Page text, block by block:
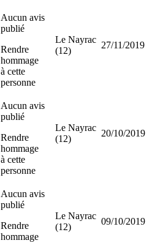
Aucun avis
publié
Rendre
hommage
à cette
personne
Le Nayrac
(12)
27/11/2019
Aucun avis
publié
Rendre
hommage
à cette
personne
Le Nayrac
(12)
20/10/2019
Aucun avis
publié
Rendre
hommage
Le Nayrac
(12)
09/10/2019